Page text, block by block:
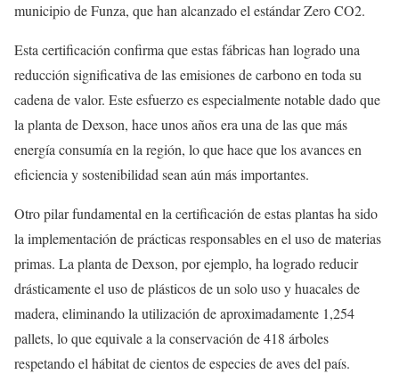
municipio de Funza, que han alcanzado el estándar Zero CO2.
Esta certificación confirma que estas fábricas han logrado una
reducción significativa de las emisiones de carbono en toda su
cadena de valor. Este esfuerzo es especialmente notable dado que
la planta de Dexson, hace unos años era una de las que más
energía consumía en la región, lo que hace que los avances en
eficiencia y sostenibilidad sean aún más importantes.
Otro pilar fundamental en la certificación de estas plantas ha sido
la implementación de prácticas responsables en el uso de materias
primas. La planta de Dexson, por ejemplo, ha logrado reducir
drásticamente el uso de plásticos de un solo uso y huacales de
madera, eliminando la utilización de aproximadamente 1,254
pallets, lo que equivale a la conservación de 418 árboles
respetando el hábitat de cientos de especies de aves del país.